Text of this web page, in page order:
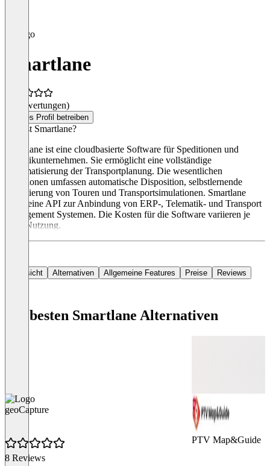
Smartlane
(0 Bewertungen)
Dieses Profil betreiben
Was ist Smartlane?
Smartlane ist eine cloudbasierte Software für Speditionen und
Logistikunternehmen. Sie ermöglicht eine vollständige
Automatisierung der Transportplanung. Die wesentlichen
Funktionen umfassen automatische Disposition, selbstlernende
Optimierung von Touren und Transportsimulationen. Smartlane
bietet eine API zur Anbindung von ERP-, Telematik- und Transport
Management Systemen. Die Kosten für die Software variieren je
nach Nutzung.
Übersicht Alternativen Allgemeine Features Preise Reviews
Die besten Smartlane Alternativen
geoCapture
8 Reviews
PTV Map&Guide